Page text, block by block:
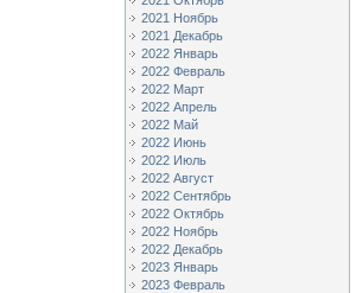
2021 Ноябрь
2021 Декабрь
2022 Январь
2022 Февраль
2022 Март
2022 Апрель
2022 Май
2022 Июнь
2022 Июль
2022 Август
2022 Сентябрь
2022 Октябрь
2022 Ноябрь
2022 Декабрь
2023 Январь
2023 Февраль